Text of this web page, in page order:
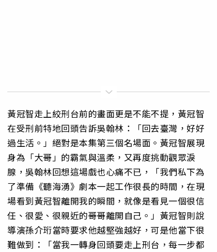
黃冠智走上絞刑台前的畫面更是不能不提，黃冠智
在受刑前特地回頭告訴吳翰林：「回去臺灣，好好
過生活。」絕對是本集第三個名場面。黃冠智展現
身為「大哥」的霸氣與溫柔，又再度挑動觀眾淚
腺，吳翰林回想這場戲也心痛不已，「我們私下為
了準備《聽海湧》劇本一起工作很長的時間，在現
場看到黃冠智離開我的瞬間，就像是看見一個很信
任、很愛、很親近的哥哥離開自己。」黃冠智則說
導演孫介珩當時要求他越堅強越好，可是他當下很
難做到：「當我一轉身回頭要走上刑台，每一步都